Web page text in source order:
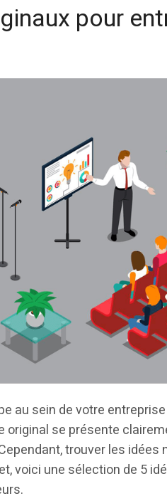
pour
au sein de votre
original se présente
trouver les idées
voici une sélection de 5